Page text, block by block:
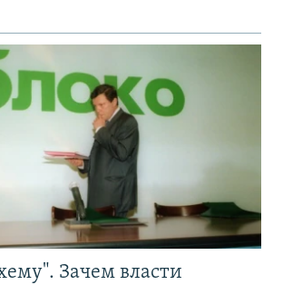
Зачем власти